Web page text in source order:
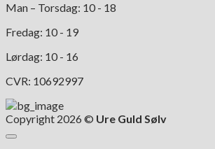
Man – Torsdag: 10 - 18
Fredag: 10 - 19
Lørdag: 10 - 16
CVR: 10692997
Copyright 2026 © Ure Guld Sølv